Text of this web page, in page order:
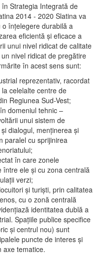
Strategia Integrată de
2014 - 2020 Slatina va
înţelegere durabilă a
eficientă şi eficace a
unui nivel ridicat de calitate
nivel ridicat de pregătire
în acest sens sunt:
reprezentativ, racordat
celelalte centre de
Regiunea Sud-Vest;
domeniul tehnic –
unui sistem de
dialogul, menţinerea şi
paralel cu sprijinirea
în care zonele
ele şi cu zona centrală
verzi;
şi turişti, prin calitatea
cu o zonă centrală
identitatea dublă a
Spaţiile publice specifice
şi centrul nou) sunt
puncte de interes şi
axe tematice.